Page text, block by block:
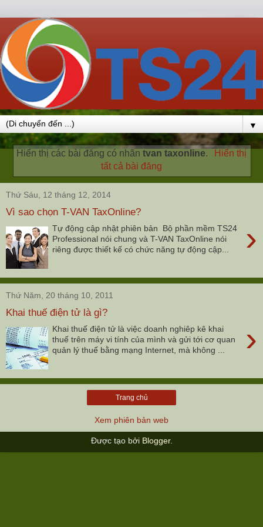
▼
Hiển thị các bài đăng có nhãntvan taxonline.
Hiển thị
tất cả bài đăng
Thứ Sáu, 12 tháng 12, 2014
Vì sao chọn T-VAN TaxOnline?
›
Tự động cập nhật phiên bản Bộ phần mềm TS24
Professional nói chung và T-VAN TaxOnline nói
riêng được thiết kế có chức năng tự động cập...
Thứ Năm, 20 tháng 10, 2011
Khai thuế điện tử là gì?
›
Khai thuế điện tử là việc doanh nghiêp kê khai
thuế trên máy vi tính của mình và gửi tới cơ quan
quản lý thuế bằng mạng Internet, mà không ...
Trang chủ
Xem phiên bản web
Được tạo bởi Blogger.